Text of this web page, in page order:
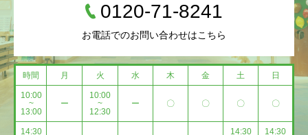
0120-71-8241
お電話でのお問い合わせはこちら
時間 月 火 水 木 金 土 日
10:00
~
13:00
ー
10:00
~
12:30
ー 〇 〇 〇 〇
14:30
14:30
14:30